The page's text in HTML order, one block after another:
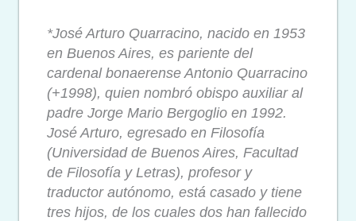
*José Arturo Quarracino, nacido en 1953
en Buenos Aires, es pariente del
cardenal bonaerense Antonio Quarracino
(+1998), quien nombró obispo auxiliar al
padre Jorge Mario Bergoglio en 1992.
José Arturo, egresado en Filosofía
(Universidad de Buenos Aires, Facultad
de Filosofía y Letras), profesor y
traductor autónomo, está casado y tiene
tres hijos, de los cuales dos han fallecido